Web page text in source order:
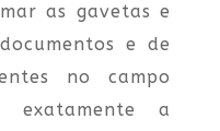
as gavetas e
e de
no campo
a